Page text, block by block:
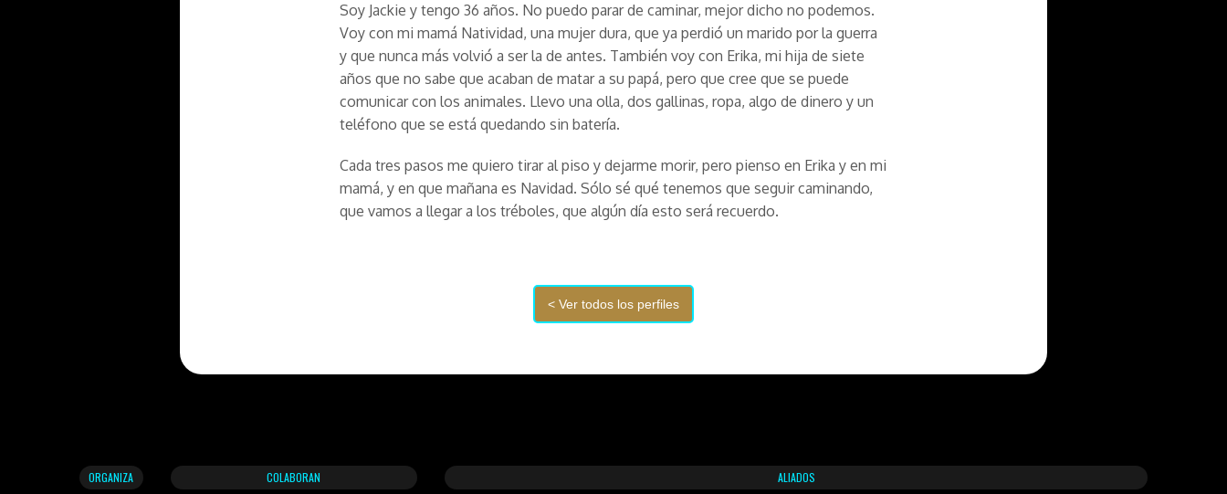
Soy Jackie y tengo 36 años. No puedo parar de caminar, mejor dicho no podemos.
Voy con mi mamá Natividad, una mujer dura, que ya perdió un marido por la guerra
y que nunca más volvió a ser la de antes. También voy con Erika, mi hija de siete
años que no sabe que acaban de matar a su papá, pero que cree que se puede
comunicar con los animales. Llevo una olla, dos gallinas, ropa, algo de dinero y un
teléfono que se está quedando sin batería.
Cada tres pasos me quiero tirar al piso y dejarme morir, pero pienso en Erika y en mi
mamá, y en que mañana es Navidad. Sólo sé qué tenemos que seguir caminando,
que vamos a llegar a los tréboles, que algún día esto será recuerdo.
ORGANIZA COLABORAN ALIADOS